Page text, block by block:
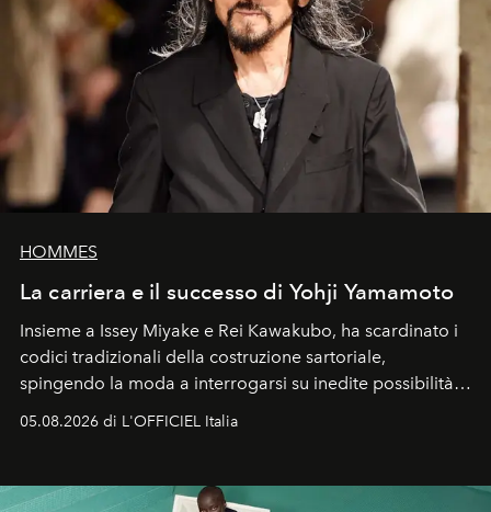
HOMMES
La carriera e il successo di Yohji Yamamoto
Insieme a Issey Miyake e Rei Kawakubo, ha scardinato i
codici tradizionali della costruzione sartoriale,
spingendo la moda a interrogarsi su inedite possibilità
un’impronta indelebile nella storia della moda.
05.08.2026 di L'OFFICIEL Italia